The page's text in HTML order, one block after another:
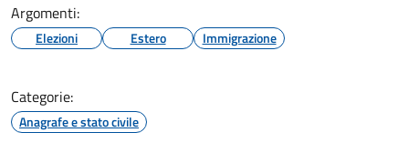
Argomenti:
Elezioni Estero Immigrazione
Categorie:
Anagrafe e stato civile